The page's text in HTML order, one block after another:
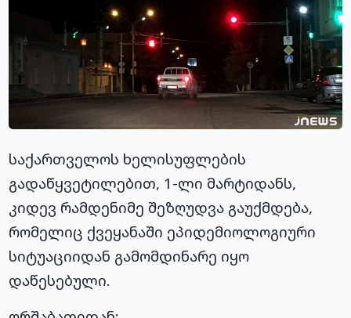
საქართველოს ხელისუფლების
გადაწყვეტილებით, 1-ლი მარტიდანს,
კიდევ რამდენიმე შეზღუდვა გაუქმდება,
რომელიც ქვეყანაში ეპიდემიოლოგიური
სიტუაციიდან გამომდინარე იყო
დაწესებული.